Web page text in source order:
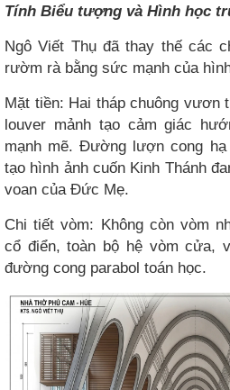
Tính Biểu tượng và Hình học
Ngô Viết Thụ đã thay thế các
rườm rà bằng sức mạnh của
Mặt tiền: Hai tháp chuông vươn
louver mảnh tạo cảm giác
mạnh mẽ. Đường lượn cong
tạo hình ảnh cuốn Kinh Thánh
voan của Đức Mẹ.
Chi tiết vòm: Không còn vòm
cổ điển, toàn bộ hệ vòm cửa,
đường cong parabol toán học.